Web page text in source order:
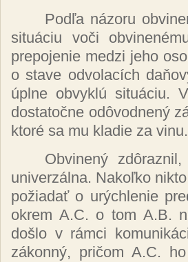
Podľa názoru
situáciu voči
prepojenie medzi jeho
o stave odvolacích
úplne obvyklú situáciu.
dostatočne odôvodnený
ktoré sa mu kladie za vinu.
Obvinený
univerzálna. Nakoľko
požiadať o urýchlenie
okrem A.C. o tom A.B.
došlo v rámci
zákonný, pričomA.C. ho